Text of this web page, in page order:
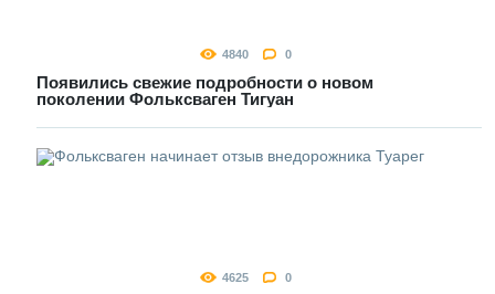
4840 0
Появились свежие подробности о новом
поколении Фольксваген Тигуан
4625 0